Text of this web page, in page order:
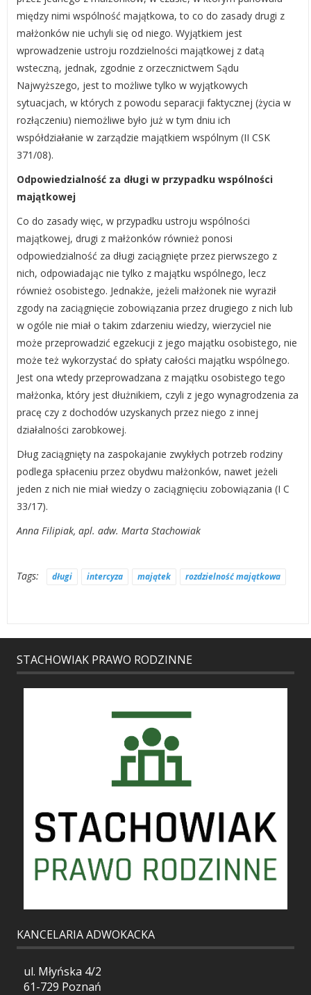
między nimi wspólność majątkowa, to co do zasady drugi z
małżonków nie uchyli się od niego. Wyjątkiem jest
wprowadzenie ustroju rozdzielności majątkowej z datą
wsteczną, jednak, zgodnie z orzecznictwem Sądu
Najwyższego, jest to możliwe tylko w wyjątkowych
sytuacjach, w których z powodu separacji faktycznej (życia w
rozłączeniu) niemożliwe było już w tym dniu ich
współdziałanie w zarządzie majątkiem wspólnym (II CSK
371/08).
Odpowiedzialność za długi w przypadku wspólności
majątkowej
Co do zasady więc, w przypadku ustroju wspólności
majątkowej, drugi z małżonków również ponosi
odpowiedzialność za długi zaciągnięte przez pierwszego z
nich, odpowiadając nie tylko z majątku wspólnego, lecz
również osobistego. Jednakże, jeżeli małżonek nie wyraził
zgody na zaciągnięcie zobowiązania przez drugiego z nich lub
w ogóle nie miał o takim zdarzeniu wiedzy, wierzyciel nie
może przeprowadzić egzekucji z jego majątku osobistego, nie
może też wykorzystać do spłaty całości majątku wspólnego.
Jest ona wtedy przeprowadzana z majątku osobistego tego
małżonka, który jest dłużnikiem, czyli z jego wynagrodzenia za
pracę czy z dochodów uzyskanych przez niego z innej
działalności zarobkowej.
Dług zaciągnięty na zaspokajanie zwykłych potrzeb rodziny
podlega spłaceniu przez obydwu małżonków, nawet jeżeli
jeden z nich nie miał wiedzy o zaciągnięciu zobowiązania (I C
33/17).
Anna Filipiak, apl. adw. Marta Stachowiak
Tags: długi intercyza majątek rozdzielność majątkowa
STACHOWIAK PRAWO RODZINNE
KANCELARIA ADWOKACKA
ul. Młyńska 4/2
61-729 Poznań